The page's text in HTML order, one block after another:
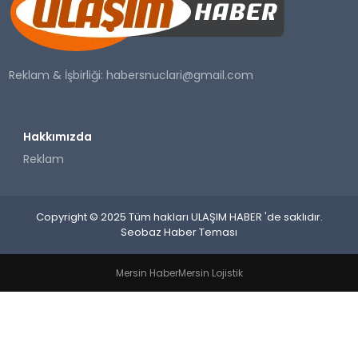
SAĞLIK
YAŞAM
Reklam & İşbirliği:habersnuclari@gmail.com
Hakkımızda
Reklam
Copyright © 2025 Tüm hakları ULAŞIM HABER 'de saklıdır.
Seobaz Haber Teması
Mersin HaberMersin Lojistik